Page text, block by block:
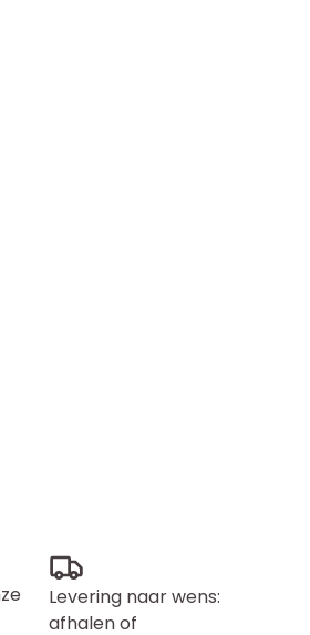
Levering naar wens:
afhalen of